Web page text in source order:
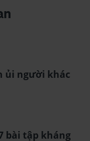
ủi người khác
bài tập kháng